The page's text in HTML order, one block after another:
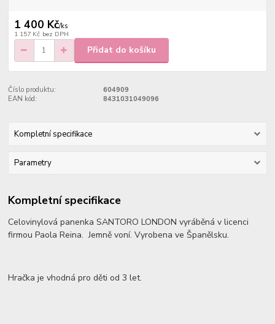
1 400 Kč/ks
1 157 Kč bez DPH
Přidat do košíku
Číslo produktu:
604909
EAN kód:
8431031049096
Kompletní specifikace
Parametry
Kompletní specifikace
Celovinylová panenka SANTORO LONDON vyráběná v licenci
firmou Paola Reina. Jemně voní. Vyrobena ve Španělsku.
Hračka je vhodná pro děti od 3 let.